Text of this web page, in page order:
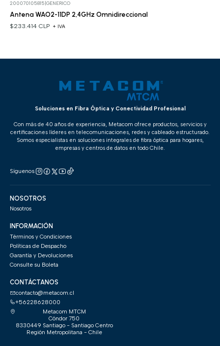
200070105815 GENERICO
Antena WAO2-11DP 2,4GHz Omnidireccional
$233.414 CLP + IVA
Soluciones en Fibra Óptica y Conectividad Profesional
Con más de 40 años de experiencia, Metacom ofrece productos, servicios y
certificaciones líderes en telecomunicaciones, redes y cableado estructurado.
Somos especialistas en soluciones integrales de fibra óptica para hogares,
empresas y centros de datos en todo Chile.
Síguenos
NOSOTROS
Nosotros
INFORMACIÓN
Términos y Condiciones
Políticas de Despacho
Garantía y Devoluciones
Consulte su Boleta
CONTÁCTANOS
contacto@metacom.cl
+56228628000
Metacom MTCM
Cóndor 750
8330449 Santiago - Santiago Centro
Región Metropolitana - Chile